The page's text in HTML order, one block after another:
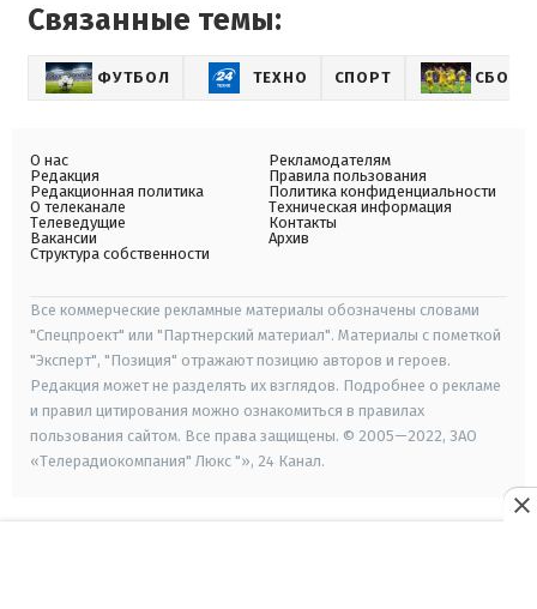
Связанные темы:
ФУТБОЛ ТЕХНО СПОРТ
О нас
Редакция
Редакционная политика
О телеканале
Телеведущие
Вакансии
Структура собственности
Рекламодателям
Правила пользования
Политика конфиденциальности
Техническая информация
Контакты
Архив
Все коммерческие рекламные материалы обозначены словами
"Спецпроект" или "Партнерский материал". Материалы с пометкой
"Эксперт", "Позиция" отражают позицию авторов и героев.
Редакция может не разделять их взглядов. Подробнее о рекламе
и правил цитирования можно ознакомиться в правилах
пользования сайтом. Все права защищены. © 2005—2022, ЗАО
«Телерадиокомпания" Люкс "», 24 Канал.